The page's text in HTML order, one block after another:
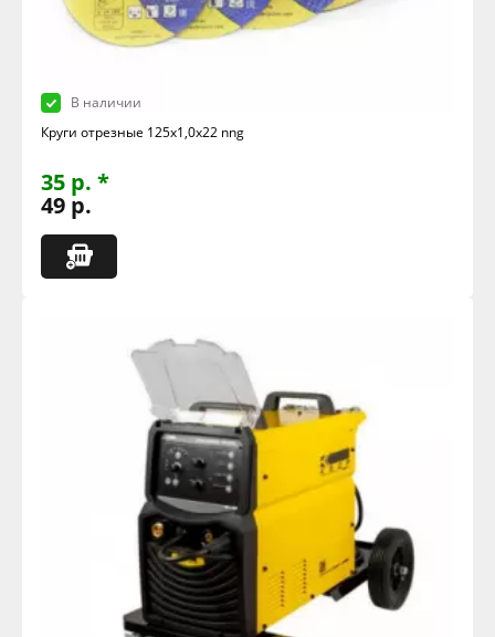
В наличии
Круги отрезные 125х1,0х22 nng
35 р. *
49 р.